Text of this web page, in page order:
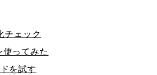
チェック
ってみた
を試す